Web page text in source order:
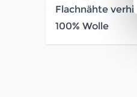
Flachnähte
100% Wolle